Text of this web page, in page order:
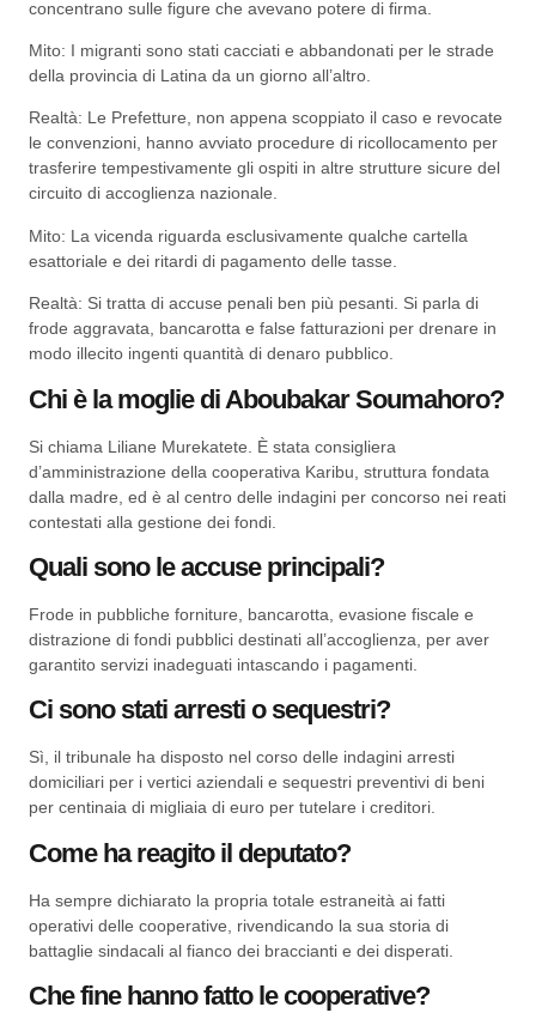
concentrano sulle figure che avevano potere di firma.
Mito: I migranti sono stati cacciati e abbandonati per le strade
della provincia di Latina da un giorno all’altro.
Realtà: Le Prefetture, non appena scoppiato il caso e revocate
le convenzioni, hanno avviato procedure di ricollocamento per
trasferire tempestivamente gli ospiti in altre strutture sicure del
circuito di accoglienza nazionale.
Mito: La vicenda riguarda esclusivamente qualche cartella
esattoriale e dei ritardi di pagamento delle tasse.
Realtà: Si tratta di accuse penali ben più pesanti. Si parla di
frode aggravata, bancarotta e false fatturazioni per drenare in
modo illecito ingenti quantità di denaro pubblico.
Chi è la moglie di Aboubakar Soumahoro?
Si chiama Liliane Murekatete. È stata consigliera
d’amministrazione della cooperativa Karibu, struttura fondata
dalla madre, ed è al centro delle indagini per concorso nei reati
contestati alla gestione dei fondi.
Quali sono le accuse principali?
Frode in pubbliche forniture, bancarotta, evasione fiscale e
distrazione di fondi pubblici destinati all’accoglienza, per aver
garantito servizi inadeguati intascando i pagamenti.
Ci sono stati arresti o sequestri?
Sì, il tribunale ha disposto nel corso delle indagini arresti
domiciliari per i vertici aziendali e sequestri preventivi di beni
per centinaia di migliaia di euro per tutelare i creditori.
Come ha reagito il deputato?
Ha sempre dichiarato la propria totale estraneità ai fatti
operativi delle cooperative, rivendicando la sua storia di
battaglie sindacali al fianco dei braccianti e dei disperati.
Che fine hanno fatto le cooperative?